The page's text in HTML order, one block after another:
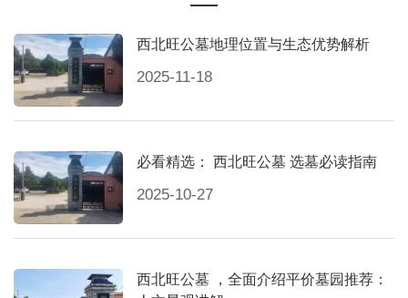
西北旺公墓地理位置与生态优势解析
2025-11-18
必看精选： 西北旺公墓 选墓必读指南
2025-10-27
西北旺公墓 ，全面介绍平价墓园推荐：